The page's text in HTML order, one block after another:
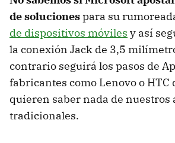
de solucionespara su
de dispositivos móviles y así
la conexión Jack de 3,5
contrario seguirá los pasos de
fabricantes como Lenovo o HTC
quieren saber nada de nuestros
tradicionales.